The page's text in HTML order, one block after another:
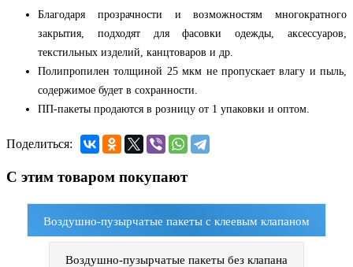
Благодаря прозрачности и возможностям многократного
закрытия, подходят для фасовки одежды, аксессуаров,
текстильных изделий, канцтоваров и др.
Полипропилен толщиной 25 мкм не пропускает влагу и пыль,
содержимое будет в сохранности.
ПП-пакеты продаются в розницу от 1 упаковки и оптом.
Поделиться:
С этим товаром покупают
Воздушно-пузырчатые пакеты с клеевым клапаном
Воздушно-пузырчатые пакеты без клапана